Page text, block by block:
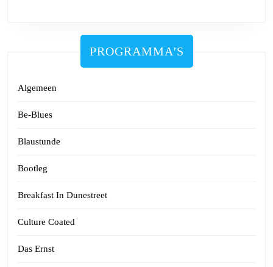
PROGRAMMA'S
Algemeen
Be-Blues
Blaustunde
Bootleg
Breakfast In Dunestreet
Culture Coated
Das Ernst